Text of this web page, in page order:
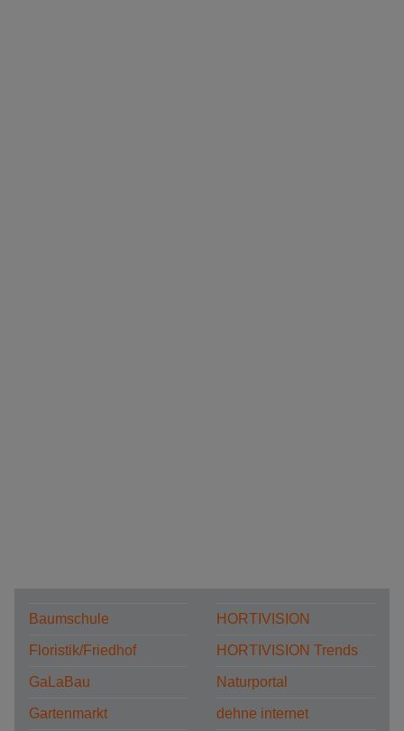
Baumschule
Floristik/Friedhof
GaLaBau
Gartenmarkt
HORTIVISION
HORTIVISION Trends
Naturportal
dehne internet